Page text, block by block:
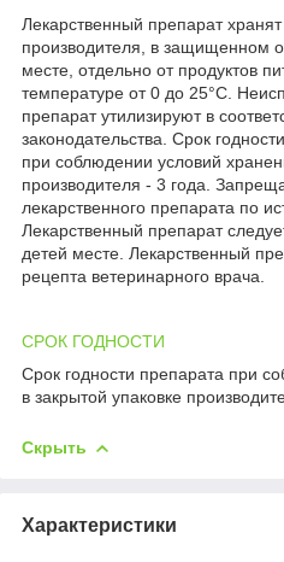
Лекарственный препарат
производителя, в защищенном
месте, отдельно от продуктов
температуре от 0 до 25°С.
препарат утилизируют в
законодательства. Срок
при соблюдении условий
производителя - 3 года.
лекарственного препарата по
Лекарственный препарат
детей месте. Лекарственный
рецепта ветеринарного врача.
СРОК ГОДНОСТИ
Срок годности препарата при
в закрытой упаковке
Скрыть
Характеристики